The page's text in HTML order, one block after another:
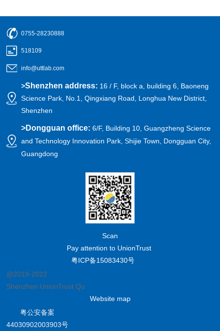
0755-28230888
518109
info@uttlab.com
>Shenzhen address: 16 / F, block a, building 6, Baoneng
Science Park, No.1, Qingxiang Road, Longhua New District,
Shenzhen
>Dongguan office:6/F, Building 10, Guangzheng Science
and Technology Innovation Park, Shijie Town, Dongguan City,
Guangdong
Scan
Pay attention to UnionTrust
粤ICP备15083430号
@2019-2022
Shenzhen UnionTrust Quality and Technology Co., Ltd.
Website map
粤公安备案
44030902003903号